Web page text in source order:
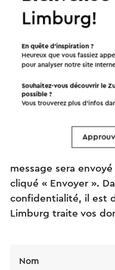
14-8-2026 t/m 23-8-2026
Envoyez
message sera
cliqué « Envoyer ».
confidentialité, il est
Limburg traite vos
Nom
Limburg!
En quête d’inspiration ?
Heureux que vous fassiez
pour analyser notre site
Souhaitez-vous découvrir le
possible ?
Vous trouverez plus d’infos